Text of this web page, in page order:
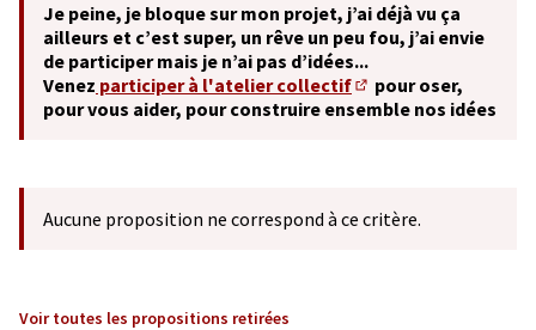
Je peine, je bloque sur mon projet, j’ai déjà vu ça
ailleurs et c’est super, un rêve un peu fou, j’ai envie
de participer mais je n’ai pas d’idées...
Venez participer à l'atelier collectif
(S'ouvre dans un
pour oser,
pour vous aider, pour construire ensemble nos idées
Aucune proposition ne correspond à ce critère.
Voir toutes les propositions retirées